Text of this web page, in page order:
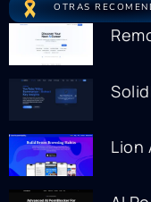
OTRAS
Lion